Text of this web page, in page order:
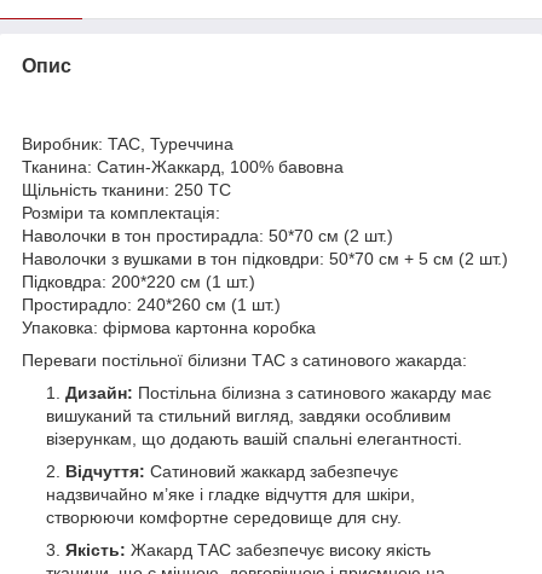
Опис
Виробник: TAC, Туреччина
Тканина: Сатин-Жаккард, 100% бавовна
Щільність тканини: 250 TC
Розміри та комплектація:
Наволочки в тон простирадла: 50*70 см (2 шт.)
Наволочки з вушками в тон підковдри: 50*70 см + 5 см (2 шт.)
Підковдра: 200*220 см (1 шт.)
Простирадло: 240*260 см (1 шт.)
Упаковка: фірмова картонна коробка
Переваги постільної білизни ТАС з сатинового жакарда:
Дизайн: Постільна білизна з сатинового жакарду має
вишуканий та стильний вигляд, завдяки особливим
візерункам, що додають вашій спальні елегантності.
Відчуття: Сатиновий жаккард забезпечує
надзвичайно м’яке і гладке відчуття для шкіри,
створюючи комфортне середовище для сну.
Якість: Жакард ТАС забезпечує високу якість